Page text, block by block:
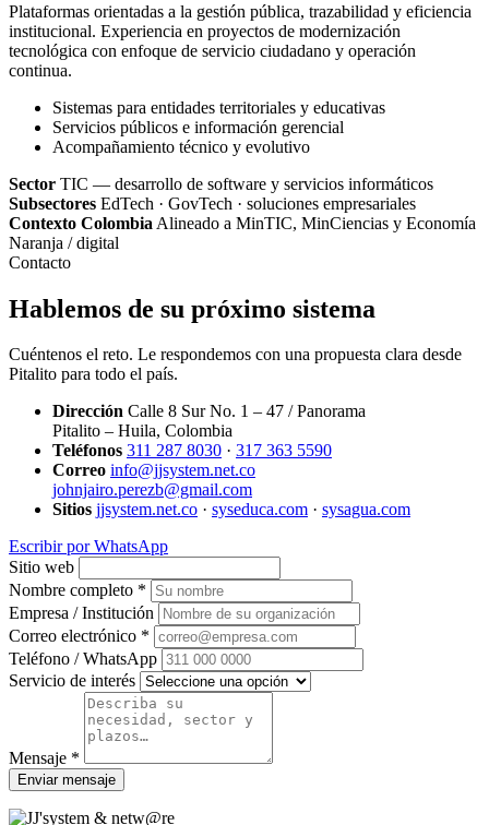
Plataformas orientadas a la gestión pública, trazabilidad y eficiencia
institucional. Experiencia en proyectos de modernización
tecnológica con enfoque de servicio ciudadano y operación
continua.
Sistemas para entidades territoriales y educativas
Servicios públicos e información gerencial
Acompañamiento técnico y evolutivo
Sector TIC — desarrollo de software y servicios informáticos
Subsectores EdTech · GovTech · soluciones empresariales
Contexto Colombia Alineado a MinTIC, MinCiencias y Economía
Naranja / digital
Contacto
Hablemos de su próximo sistema
Cuéntenos el reto. Le respondemos con una propuesta clara desde
Pitalito para todo el país.
Dirección Calle 8 Sur No. 1 – 47 / Panorama
Pitalito – Huila, Colombia
Teléfonos 311 287 8030 · 317 363 5590
Correo info@jjsystem.net.co
johnjairo.perezb@gmail.com
Sitios jjsystem.net.co · syseduca.com · sysagua.com
Escribir por WhatsApp
Sitio web
Nombre completo *
Empresa / Institución
Correo electrónico *
Teléfono / WhatsApp
Servicio de interés
Mensaje *
Enviar mensaje